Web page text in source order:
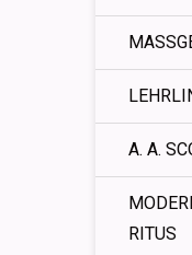
A. A.
RITUS